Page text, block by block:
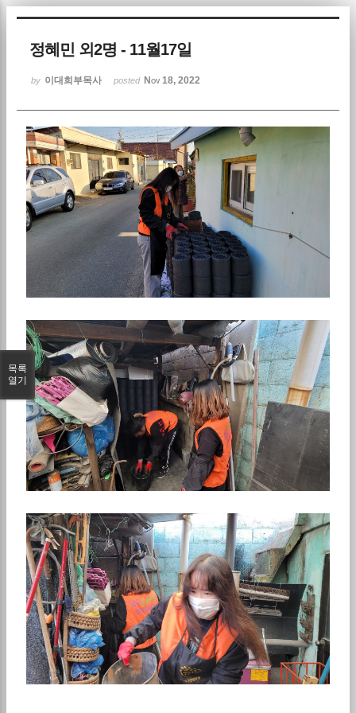
정혜민 외2명 - 11월17일
by 이대희부목사 posted Nov 18, 2022
목록
열기
Sketchbook5, 스케치북5
Sketchbook5, 스케치북5